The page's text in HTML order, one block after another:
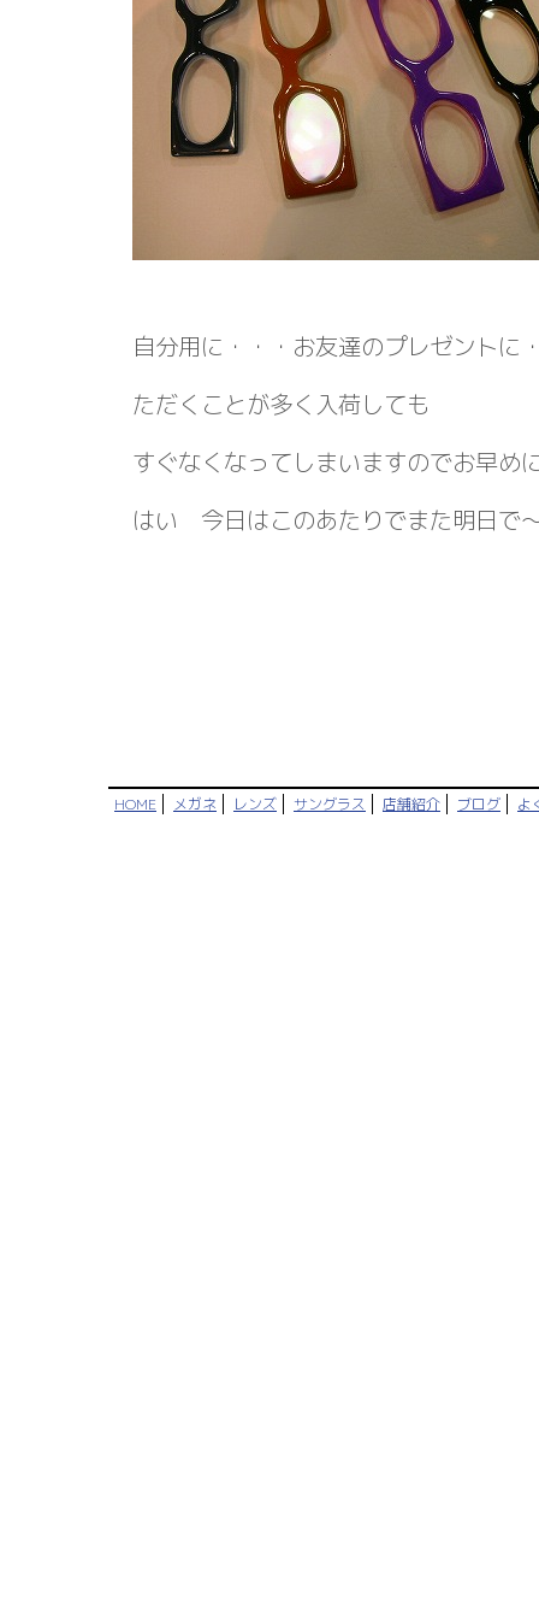
自分用に・・・お友達のプレゼント
ただくことが多く入荷しても
すぐなくなってしまいますのでお早め
はい 今日はこのあたりでまた明日で
HOME メガネ レンズ サングラス 店舗紹介 ブログ よ